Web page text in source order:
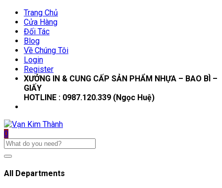
Trang Chủ
Cửa Hàng
Đối Tác
Blog
Về Chúng Tôi
Login
Register
XƯỞNG IN & CUNG CẤP SẢN PHẨM NHỰA – BAO BÌ –
GIẤY
HOTLINE : 0987.120.339 (Ngọc Huệ)
0
All Departments